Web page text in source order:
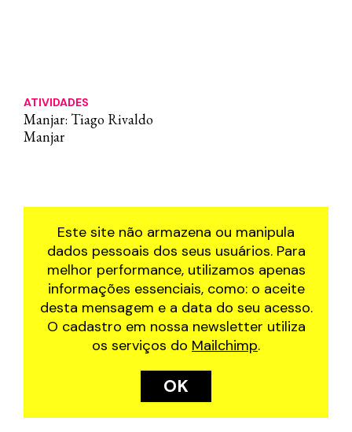
ATIVIDADES
Manjar: Tiago Rivaldo
Manjar
Este site não armazena ou manipula
dados pessoais dos seus usuários. Para
melhor performance, utilizamos apenas
informações essenciais, como: o aceite
desta mensagem e a data do seu acesso.
O cadastro em nossa newsletter utiliza
os serviços do Mailchimp.
OK